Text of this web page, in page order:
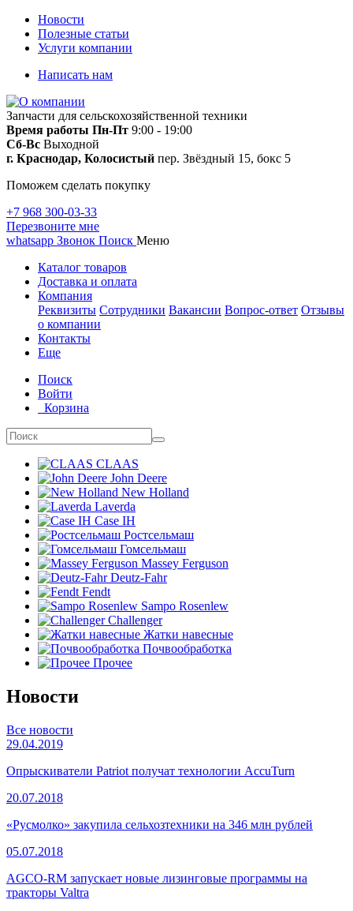
Новости
Полезные статьи
Услуги компании
Написать нам
Запчасти для сельскохозяйственной техники
Время работы Пн-Пт 9:00 - 19:00
Сб-Вс Выходной
г. Краснодар, Колосистый пер. Звёздный 15, бокс 5
Поможем сделать покупку
+7 968 300-03-33
Перезвоните мне
whatsapp Звонок Поиск Меню
Каталог товаров
Доставка и оплата
Компания
Реквизиты Сотрудники Вакансии Вопрос-ответ Отзывы
о компании
Контакты
Еще
Поиск
Войти
Корзина
CLAAS
John Deere
New Holland
Laverda
Case IH
Ростсельмаш
Гомсельмаш
Massey Ferguson
Deutz-Fahr
Fendt
Sampo Rosenlew
Challenger
Жатки навесные
Почвообработка
Прочее
Новости
Все новости
29.04.2019
Опрыскиватели Patriot получат технологии AccuTurn
20.07.2018
«Русмолко» закупила сельхозтехники на 346 млн рублей
05.07.2018
AGCO-RM запускает новые лизинговые программы на
тракторы Valtra